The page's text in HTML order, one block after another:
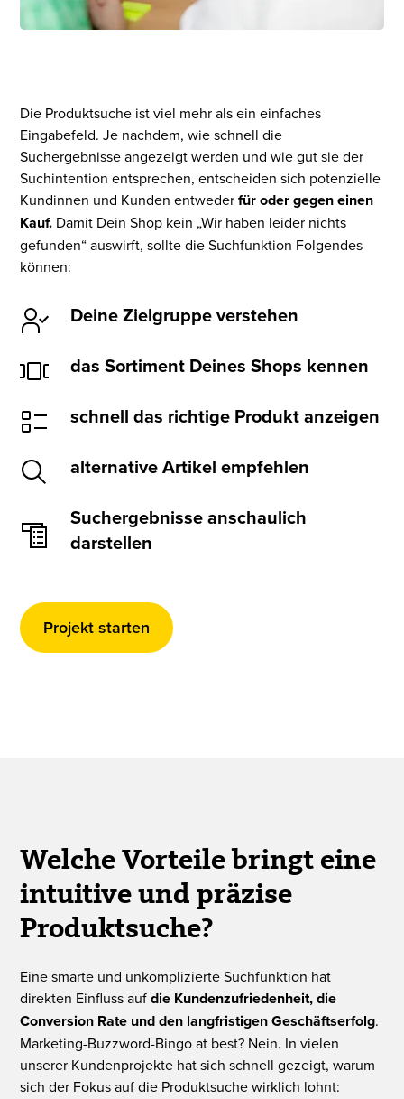
Die Produktsuche ist viel mehr als ein einfaches
Eingabefeld. Je nachdem, wie schnell die
Suchergebnisse angezeigt werden und wie gut sie der
Suchintention entsprechen, entscheiden sich potenzielle
Kundinnen und Kunden entwederfür oder gegen einen
Kauf. Damit Dein Shop kein „Wir haben leider nichts
gefunden“ auswirft, sollte die Suchfunktion Folgendes
können:
Deine Zielgruppe verstehen
das Sortiment Deines Shops kennen
schnell das richtige Produkt anzeigen
alternative Artikel empfehlen
Suchergebnisse anschaulich
darstellen
Projekt starten
Welche Vorteile bringt eine
intuitive und präzise
Produktsuche?
Eine smarte und unkomplizierte Suchfunktion hat
direkten Einfluss aufdie Kundenzufriedenheit, die
Conversion Rate und den langfristigen Geschäftserfolg.
Marketing-Buzzword-Bingo at best? Nein. In vielen
unserer Kundenprojekte hat sich schnell gezeigt, warum
sich der Fokus auf die Produktsuche wirklich lohnt: